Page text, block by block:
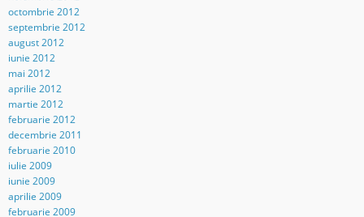
octombrie 2012
septembrie 2012
august 2012
iunie 2012
mai 2012
aprilie 2012
martie 2012
februarie 2012
decembrie 2011
februarie 2010
iulie 2009
iunie 2009
aprilie 2009
februarie 2009